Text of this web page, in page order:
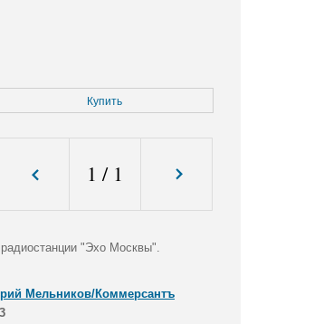
Купить
1 / 1
"Эхо Москвы".
Мельников/Коммерсантъ